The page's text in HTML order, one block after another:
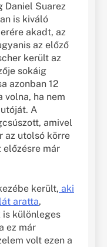
Daniel Suarez
is kiváló
akadt, az
az előző
került az
sokáig
azonban 12
volna, ha nem
A
amivel
az utolsó körre
előzésre már
került, aki
aratta,
is különleges
ez már
volt ezen a